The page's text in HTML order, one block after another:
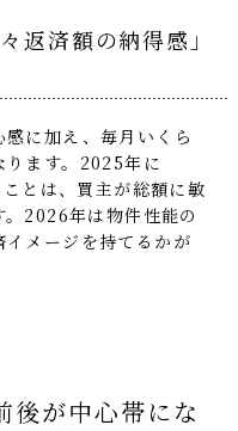
返済額の納得感」
に加え、毎月いくら
ります。2025年に
とは、買主が総額に敏
2026年は物件性能の
メージを持てるかが
後が中心帯にな